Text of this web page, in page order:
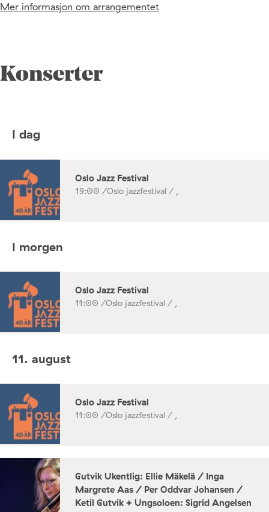
Mer informasjon om arrangementet
Konserter
I dag
Oslo Jazz Festival
19:00 /Oslo jazzfestival / ,
I morgen
Oslo Jazz Festival
11:00 /Oslo jazzfestival / ,
11. august
Oslo Jazz Festival
11:00 /Oslo jazzfestival / ,
Gutvik Ukentlig: Ellie Mäkelä / Inga
Margrete Aas / Per Oddvar Johansen /
Ketil Gutvik + Ungsoloen: Sigrid Angelsen